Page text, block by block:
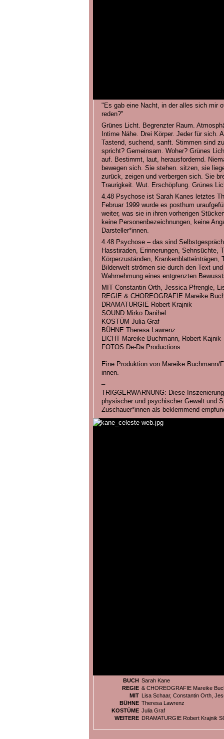
"Es gab eine Nacht, in der alles sich mir
reden?"
Grünes Licht. Begrenzter Raum.
Intime Nähe. Drei Körper. Jeder für sich.
Tastend, suchend, sanft. Stimmen sind
spricht? Gemeinsam. Woher? Grünes
auf. Bestimmt, laut, herausfordernd.
bewegen sich. Sie stehen. sitzen, sie
zurück, zeigen und verbergen sich. Sie
Traurigkeit. Wut. Erschöpfung. Grünes
4.48 Psychose ist Sarah Kanes letztes
Februar 1999 wurde es posthum
weiter, was sie in ihren vorherigen
keine Personenbezeichnungen, keine
Darsteller*innen.
4.48 Psychose – das sind
Hasstiraden, Erinnerungen, Sehnsüchte,
Körperzuständen, Krankenblatteinträgen,
Bilderwelt strömen sie durch den Text
Wahrnehmung eines entgrenzten
MIT Constantin Orth, Jessica Pfrengle,
REGIE & CHOREOGRAFIE Mareike
DRAMATURGIE Robert Krajnik
SOUND Mirko Danihel
KOSTÜM Julia Graf
BÜHNE Theresa Lawrenz
LICHT Mareike Buchmann, Robert Kajnik
FOTOS De-Da Productions
Eine Produktion von Mareike
innen.
TRIGGERWARNUNG: Diese
physischer und psychischer Gewalt und
Zuschauer*innen als beklemmend
BUCH Sarah Kane
REGIE & CHOREOGRAFIE Mareike
MIT Lisa Schaar, Constantin Orth,
BÜHNE Theresa Lawrenz
KOSTÜME Julia Graf
WEITERE DRAMATURGIE Robert Krajnik